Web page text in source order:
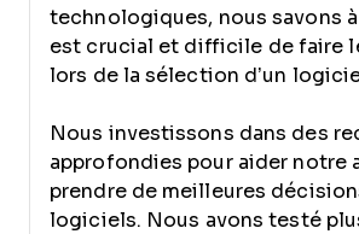
technologiques, nous savons
est crucial et difficile de faire
lors de la sélection d’un
Nous investissons dans des
approfondies pour aider notre
prendre de meilleures
logiciels. Nous avons testé